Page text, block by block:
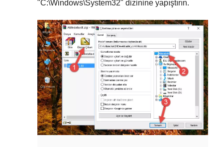
"C:\Windows\System32" dizinine yapıştırın.